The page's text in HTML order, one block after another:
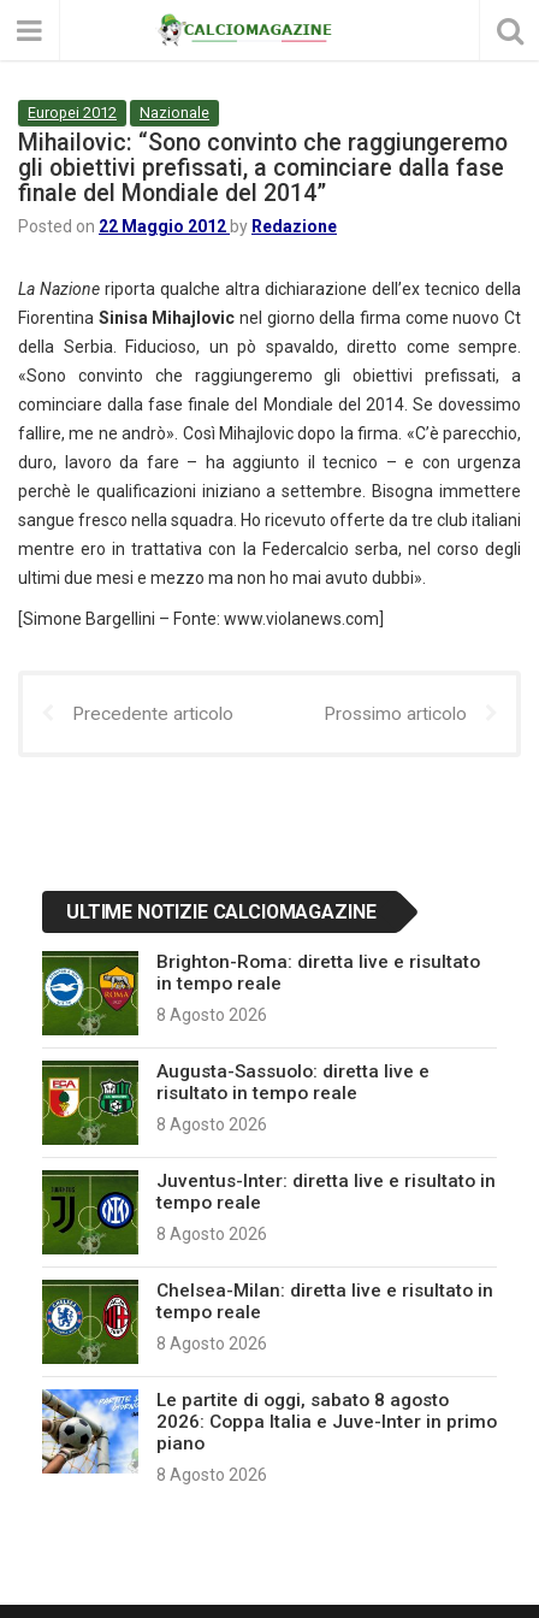
Europei 2012 Nazionale
Mihailovic: “Sono convinto che raggiungeremo
gli obiettivi prefissati, a cominciare dalla fase
finale del Mondiale del 2014”
Posted on 22 Maggio 2012 by Redazione
La Nazione riporta qualche altra dichiarazione dell’ex tecnico della
Fiorentina Sinisa Mihajlovic nel giorno della firma come nuovo Ct
della Serbia. Fiducioso, un pò spavaldo, diretto come sempre.
«Sono convinto che raggiungeremo gli obiettivi prefissati, a
cominciare dalla fase finale del Mondiale del 2014. Se dovessimo
fallire, me ne andrò». Così Mihajlovic dopo la firma. «C’è parecchio,
duro, lavoro da fare – ha aggiunto il tecnico – e con urgenza
perchè le qualificazioni iniziano a settembre. Bisogna immettere
sangue fresco nella squadra. Ho ricevuto offerte da tre club italiani
mentre ero in trattativa con la Federcalcio serba, nel corso degli
ultimi due mesi e mezzo ma non ho mai avuto dubbi».
[Simone Bargellini – Fonte: www.violanews.com]
Precedente articolo Prossimo articolo
ULTIME NOTIZIE CALCIOMAGAZINE
Brighton-Roma: diretta live e risultato
in tempo reale
8 Agosto 2026
Augusta-Sassuolo: diretta live e
risultato in tempo reale
8 Agosto 2026
Juventus-Inter: diretta live e risultato in
tempo reale
8 Agosto 2026
Chelsea-Milan: diretta live e risultato in
tempo reale
8 Agosto 2026
Le partite di oggi, sabato 8 agosto
2026: Coppa Italia e Juve-Inter in primo
piano
8 Agosto 2026